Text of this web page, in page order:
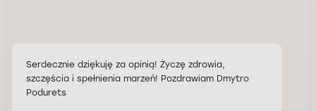
Serdecznie dziękuję za opinią! Życzę zdrowia,
szczęścia i spełnienia marzeń! Pozdrawiam Dmytro
Podurets